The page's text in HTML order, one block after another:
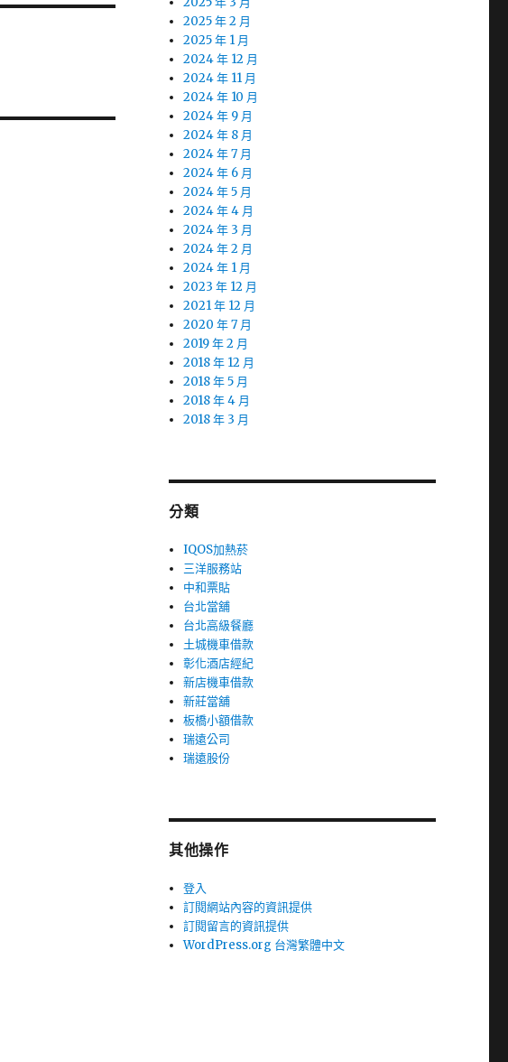
2025 年 2 月
2025 年 1 月
2024 年 12 月
2024 年 11 月
2024 年 10 月
2024 年 9 月
2024 年 8 月
2024 年 7 月
2024 年 6 月
2024 年 5 月
2024 年 4 月
2024 年 3 月
2024 年 2 月
2024 年 1 月
2023 年 12 月
2021 年 12 月
2020 年 7 月
2019 年 2 月
2018 年 12 月
2018 年 5 月
2018 年 4 月
2018 年 3 月
分類
IQOS加熱菸
三洋服務站
中和票貼
台北當舖
台北高級餐廳
土城機車借款
彰化酒店經紀
新店機車借款
新莊當舖
板橋小額借款
瑞遠公司
瑞遠股份
其他操作
登入
訂閱網站內容的資訊提供
訂閱留言的資訊提供
WordPress.org 台灣繁體中文